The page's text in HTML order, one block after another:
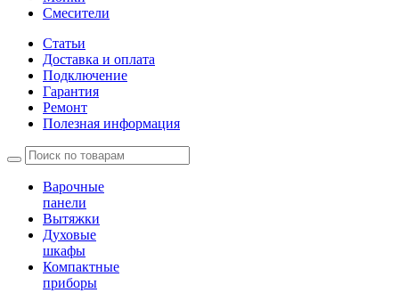
Cмесители
Статьи
Доставка и оплата
Подключение
Гарантия
Ремонт
Полезная информация
Варочные
панели
Вытяжки
Духовые
шкафы
Компактные
приборы